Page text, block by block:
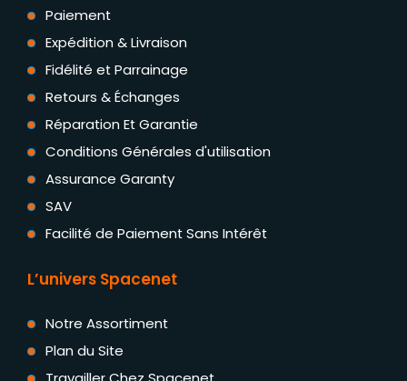
Paiement
Expédition & Livraison
Fidélité et Parrainage
Retours & Échanges
Réparation Et Garantie
Conditions Générales d'utilisation
Assurance Garanty
SAV
Facilité de Paiement Sans Intérêt
L’univers Spacenet
Notre Assortiment
Plan du Site